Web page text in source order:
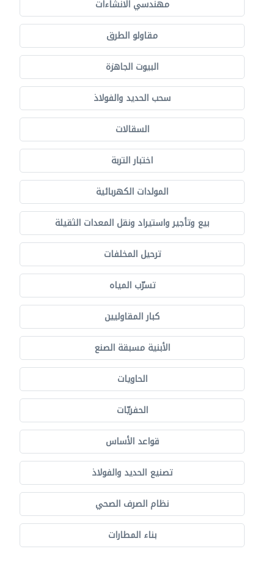
مهندسي الانشاءات
مقاولو الطرق
البيوت الجاهزة
سحب الحديد والفولاذ
السقالات
اختبار التربة
المولدات الكهربائية
بيع وتأجير واستيراد ونقل المعدات الثقيلة
ترحيل المخلفات
تسرّب المياه
كبار المقاوليين
الأبنية مسبقة الصنع
الحاويات
الحفريّات
قواعد الأساس
تصنيع الحديد والفولاذ
نظام الصرف الصحي
بناء المطارات